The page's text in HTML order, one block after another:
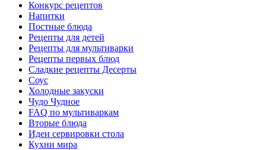
Конкурс рецептов
Напитки
Постные блюда
Рецепты для детей
Рецепты для мультиварки
Рецепты первых блюд
Сладкие рецепты Десерты
Соус
Холодные закуски
Чудо Чудное
FAQ по мультиваркам
Вторые блюда
Идеи сервировки стола
Кухни мира